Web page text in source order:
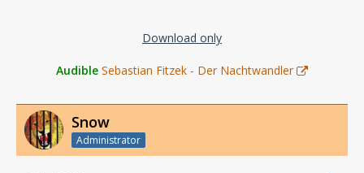
Download only
Audible Sebastian Fitzek - Der Nachtwandler
Snow
Administrator